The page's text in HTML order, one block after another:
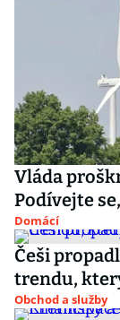
Vláda
Podívejte
Domácí
Češi
trendu,
Obchod a služby